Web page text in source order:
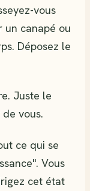
vous
un canapé ou
Déposez le
Juste le
vous.
ce qui se
Vous
cet état